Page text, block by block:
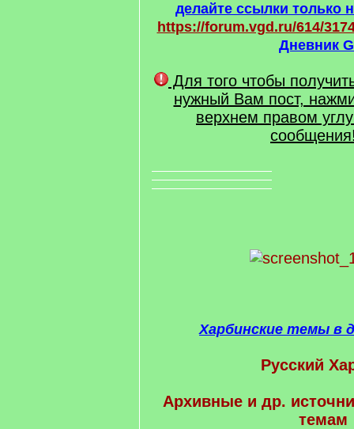
делайте ссылки только
https://forum.vgd.ru/614/
Дневник
Для того чтобы
нужный Вам пост,
верхнем правом
Харбинские темы в
Русский
Архивные и др.
темам